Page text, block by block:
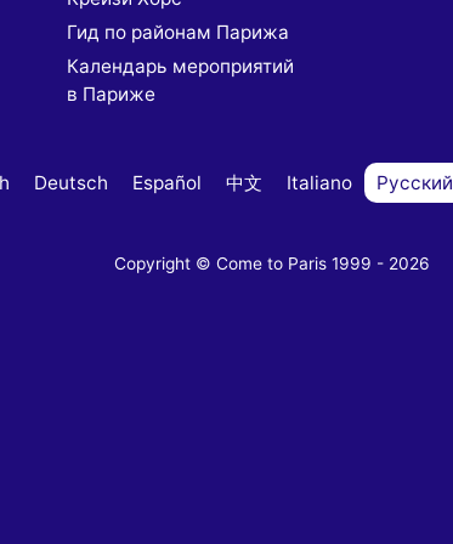
Гид по районам Парижа
Календарь мероприятий
в Париже
Deutsch Español 中文 Italiano Русский
Copyright © Come to Paris 1999 - 2026